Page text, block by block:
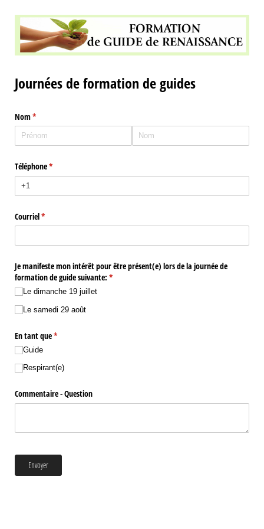
Journées de formation de guides
Nom*
(requis)
Téléphone*
(requis)
Courriel*
(requis)
Je manifeste mon intérêt pour être présent(e) lors de la journée de
formation de guide suivante: *
(requis)
Le dimanche 19 juillet
Le samedi 29 août
En tant que*
(requis)
Guide
Respirant(e)
Commentaire - Question
Envoyer